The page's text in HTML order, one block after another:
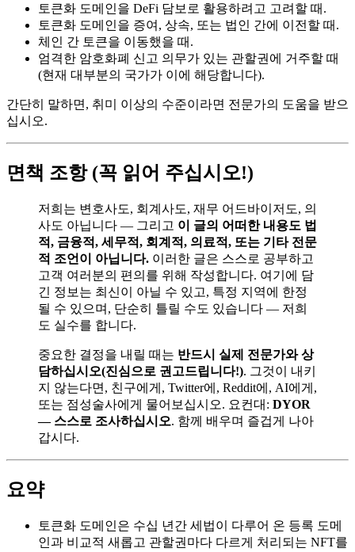
토큰화 도메인을 DeFi 담보로 활용하려고 고려할 때.
토큰화 도메인을 증여, 상속, 또는 법인 간에 이전할 때.
체인 간 토큰을 이동했을 때.
엄격한 암호화폐 신고 의무가 있는 관할권에 거주할 때
(현재 대부분의 국가가 이에 해당합니다).
간단히 말하면, 취미 이상의 수준이라면 전문가의 도움을 받으
십시오.
면책 조항 (꼭 읽어 주십시오!)
저희는 변호사도, 회계사도, 재무 어드바이저도, 의
사도 아닙니다 — 그리고 이 글의 어떠한 내용도 법
적, 금융적, 세무적, 회계적, 의료적, 또는 기타 전문
적 조언이 아닙니다. 이러한 글은 스스로 공부하고
고객 여러분의 편의를 위해 작성합니다. 여기에 담
긴 정보는 최신이 아닐 수 있고, 특정 지역에 한정
될 수 있으며, 단순히 틀릴 수도 있습니다 — 저희
도 실수를 합니다.
중요한 결정을 내릴 때는 반드시 실제 전문가와 상
담하십시오(진심으로 권고드립니다!). 그것이 내키
지 않는다면, 친구에게, Twitter에, Reddit에, AI에게,
또는 점성술사에게 물어보십시오. 요컨대: DYOR
— 스스로 조사하십시오. 함께 배우며 즐겁게 나아
갑시다.
요약
토큰화 도메인은 수십 년간 세법이 다루어 온 등록 도메
인과 비교적 새롭고 관할권마다 다르게 처리되는 NFT를